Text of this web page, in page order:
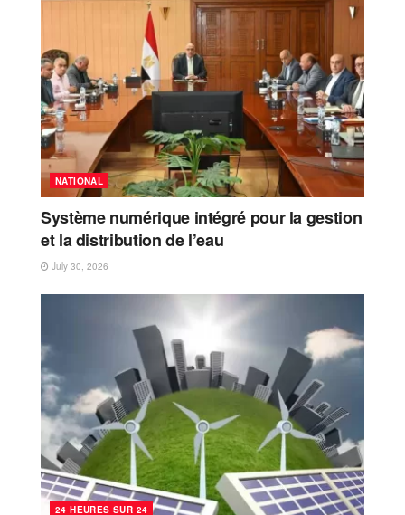
NATIONAL
Système numérique intégré pour la gestion
et la distribution de l’eau
July 30, 2026
24 HEURES SUR 24